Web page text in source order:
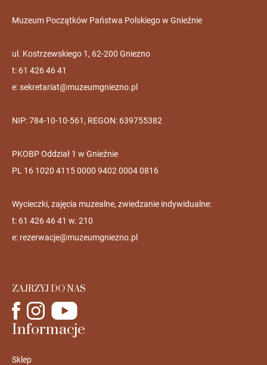
Muzeum Początków Państwa Polskiego w Gnieźnie
ul. Kostrzewskiego 1, 62-200 Gniezno
t: 61 426 46 41
e:sekretariat@muzeumgniezno.pl
NIP: 784-10-10-561, REGON: 639755382
PKOBP Oddział 1 w Gnieźnie
PL 16 1020 4115 0000 9402 0004 0816
Wycieczki, zajęcia muzealne, zwiedzanie indywidualne:
t: 61 426 46 41 w. 210
e: rezerwacje@muzeumgniezno.pl
ZAJRZYJ DO NAS
Informacje
Sklep